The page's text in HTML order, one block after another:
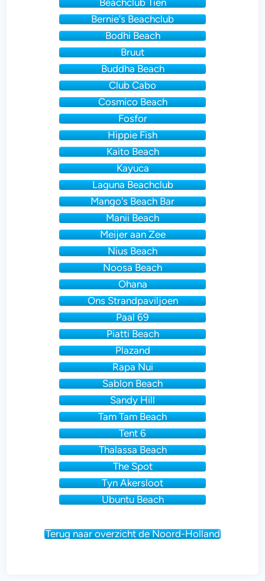
Beachclub Tien
Bernie's Beachclub
Bodhi Beach
Bruut
Buddha Beach
Club Cabo
Cosmico Beach
Fosfor
Hippie Fish
Kaito Beach
Kayuca
Laguna Beachclub
Mango's Beach Bar
Manii Beach
Meijer aan Zee
Nius Beach
Noosa Beach
Ohana
Ons Strandpaviljoen
Paal 69
Piatti Beach
Plazand
Rapa Nui
Sablon Beach
Sandy Hill
Tam Tam Beach
Tent 6
Thalassa Beach
The Spot
Tyn Akersloot
Ubuntu Beach
Terug naar overzicht de Noord-Holland